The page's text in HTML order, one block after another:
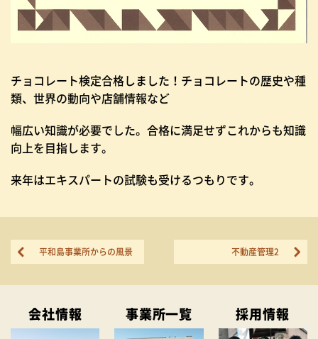
チョコレート検定合格しました！チョコレートの歴史や種
類、世界の動向や店舗情報など
幅広い知識が必要でした。合格に満足せずこれからも知識
向上を目指します。
来年はエキスパートの試験も受けるつもりです。
平和島事業所からの風景 不動産管理2
会社情報 事業所一覧 採用情報